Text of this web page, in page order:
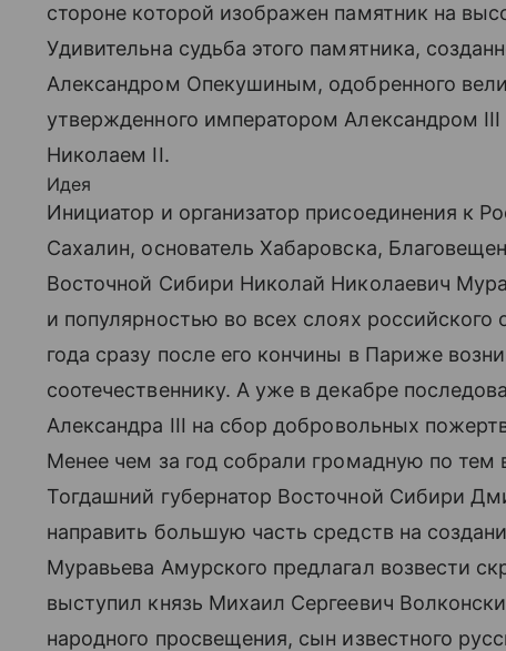
стороне которой изображен памятник на
Удивительна судьба этого памятника,
Александром Опекушиным, одобренного
утвержденного императором Александром
Николаем II.
Идея
Инициатор и организатор присоединения к
Сахалин, основатель Хабаровска,
Восточной Сибири Николай Николаевич
и популярностью во всех слоях
года сразу после его кончины в Париже
соотечественнику. А уже в декабре
Александра III на сбор добровольных
Менее чем за год собрали громадную по
Тогдашний губернатор Восточной Сибири
направить большую часть средств на
Муравьева Амурского предлагал возвести
выступил князь Михаил Сергеевич
народного просвещения, сын известного